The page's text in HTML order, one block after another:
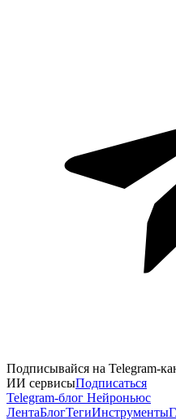
Подписывайся на Telegram-
ИИ сервисыПодписаться
Telegram-блог Нейроньюс
ЛентаБлогТегиИнструменты